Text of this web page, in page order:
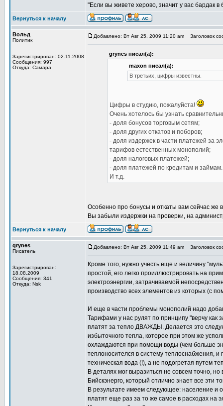
"Если вы живете херово, значит у вас бардак
Вернуться к началу
Вольд
Политик
Зарегистрирован: 02.11.2008
Сообщения: 997
Откуда: Самара
Добавлено: Вт Авг 25, 2009 11:20 am Заголовок
grynes писал(а):
maxon писал(а):
В третьих, цифры известны.
Цифры в студию, пожалуйста!
Очень хотелось бы узнать
- доля бонусов торговым сетям;
- доля других откатов и поборов;
- доля издержек в части платежей за
тарифов естественных монополий;
- доля налоговых платежей;
- доля платежей по кредитам и займам.
И т.д.
Особенно про бонусы и откаты вам сейчас же
Вы забыли издержки на проверки, на
Вернуться к началу
grynes
Писатель
Зарегистрирован:
18.08.2009
Сообщения: 341
Откуда: Nsk
Добавлено: Вт Авг 25, 2009 11:49 am Заголовок
Кроме того, нужно учесть еще и величину
простой, его легко проиллюстрировать на
электроэнергии, затрачиваемой
производство всех элементов из которых (с
И еще в части проблемы монополий надо
Тарифами у нас рулят по принципу "верчу как
платят за тепло ДВАЖДЫ. Делается это
избыточного тепла, которое при этом же
охлаждаются при помощи воды (чем больше
теплоносителся в систему теплоснабжения, и
техническая вода (!), а не подогретая путем
В деталях мог выразиться не совсем точно,
Бийскэнерго, который отлично знает все эти
В результате имеем следующее: население и
платят еще раз за то же самое в расходах на